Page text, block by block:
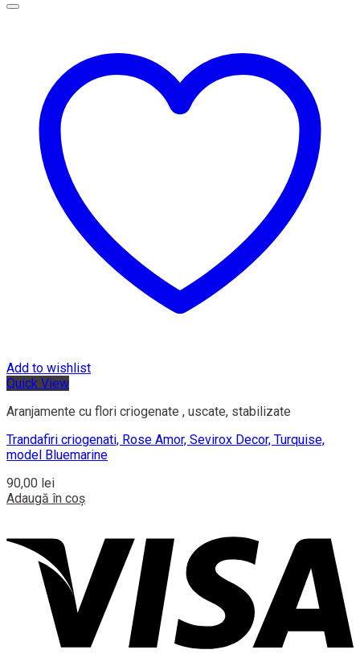
Add to wishlist
Quick View
Aranjamente cu flori criogenate , uscate, stabilizate
Trandafiri criogenati, Rose Amor, Sevirox Decor, Turquise,
model Bluemarine
90,00 lei
Adaugă în coș